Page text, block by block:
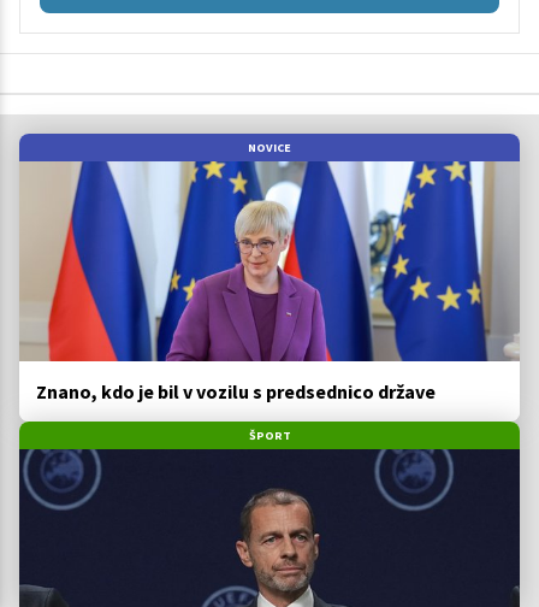
NOVICE
Znano, kdo je bil v vozilu s predsednico države
ŠPORT